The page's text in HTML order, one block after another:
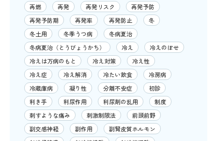
再燃
再発 再発リスク
再発予防
再発予防期
再発率 再発防止
冬
冬土用
冬季うつ病
冬病夏治
冬病夏治（とうびょうかち）
冷え
冷えのぼせ
冷えは万病のもと
冷え対策
冷え性
冷え症
冷え解消 冷たい飲食
冷房病
冷蔵庫病
凝り性 分離不安症
初診
利き手
利尿作用 利尿剤の乱用
制度
刺すような痛み
刺激制限法
前頭前野
副交感神経
副作用
副腎皮質ホルモン